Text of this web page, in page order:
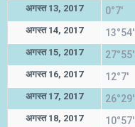
अगस्त 13, 2017 0°7'
अगस्त 14, 2017 13°54'
अगस्त 15, 2017 27°55'
अगस्त 16, 2017 12°7'
अगस्त 17, 2017 26°29'
अगस्त 18, 2017 10°57'